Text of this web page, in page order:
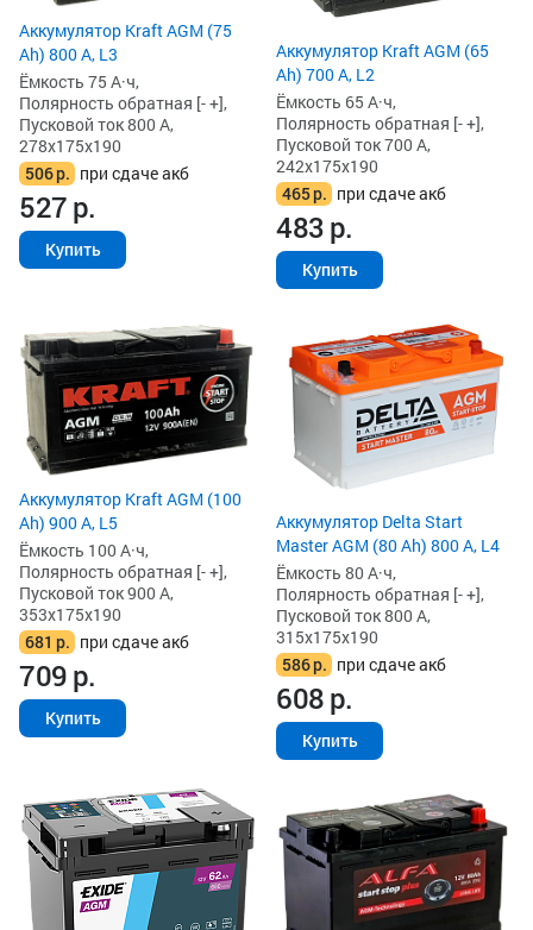
Аккумулятор Kraft AGM (75
Ah) 800 А, L3
Ёмкость 75 А·ч,
Полярность обратная [- +],
Пусковой ток 800 А,
278x175x190
506р. при сдаче акб
527р.
Купить
Аккумулятор Kraft AGM (65
Ah) 700 А, L2
Ёмкость 65 А·ч,
Полярность обратная [- +],
Пусковой ток 700 А,
242x175x190
465р. при сдаче акб
483р.
Купить
Аккумулятор Kraft AGM (100
Ah) 900 А, L5
Ёмкость 100 А·ч,
Полярность обратная [- +],
Пусковой ток 900 А,
353x175x190
681 р. при сдаче акб
709р.
Купить
Аккумулятор Delta Start
Master AGM (80 Ah) 800 А, L4
Ёмкость 80 А·ч,
Полярность обратная [- +],
Пусковой ток 800 А,
315x175x190
586р. при сдаче акб
608р.
Купить